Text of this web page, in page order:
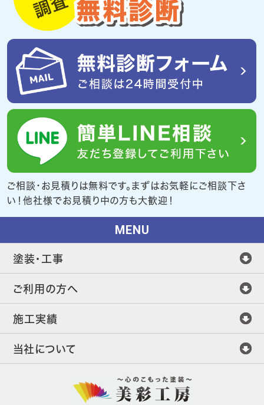
ご相談・お見積りは無料です。まずはお気軽にご相談下さ
い！他社様でお見積り中の方も大歓迎！
MENU
塗装・工事
ご利用の方へ
施工実績
当社について